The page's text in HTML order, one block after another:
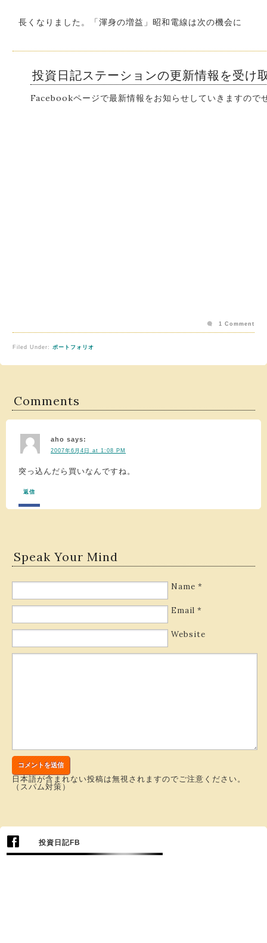
長くなりました。「渾身の増益」昭和電線は次の機会に
投資日記ステーションの更新情報を受け
Facebookページで最新情報をお知らせしていきますので
Filed Under: ポートフォリオ
1 Comment
Comments
aho says:
2007年6月4日 at 1:08 PM
突っ込んだら買いなんですね。
返信
Speak Your Mind
Name *
Email *
Website
日本語が含まれない投稿は無視されますのでご注意ください。
（スパム対策）
投資日記FB